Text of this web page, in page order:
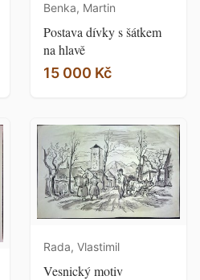
Benka, Martin
Postava dívky s šátkem
na hlavě
15 000 Kč
Rada, Vlastimil
Vesnický motiv